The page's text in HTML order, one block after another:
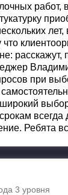
работ,
расскажут,
при
всегда
Ребята
3 уровня